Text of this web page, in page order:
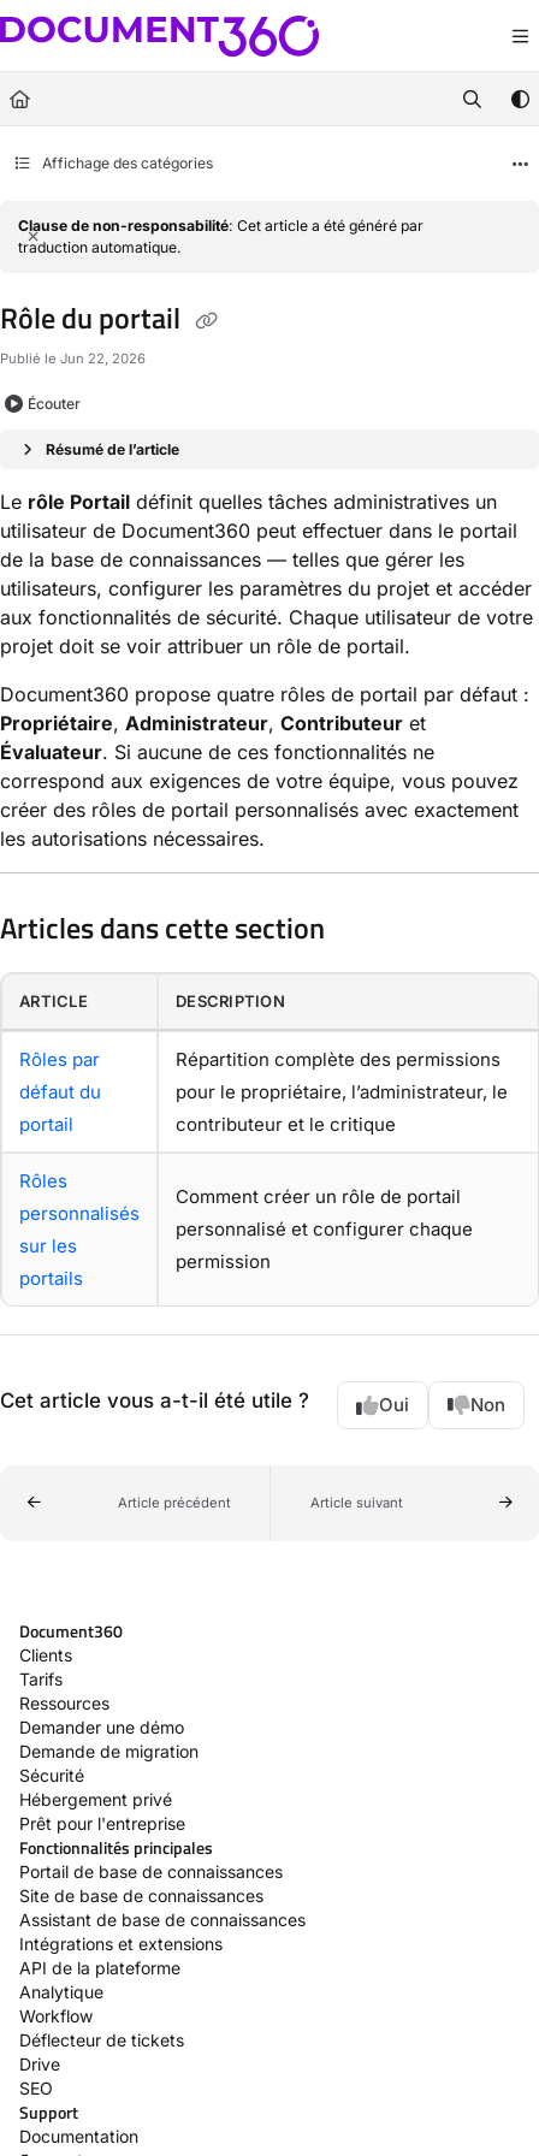
Documentation Index
Fetch the complete documentation index at:https://docs.document360.com/
Use this file to discover all available pages before exploring further.
Affichage des catégories
Clause de non-responsabilité: Cet article a été généré par
traduction automatique.
Rôle du portail
Publié le Jun 22, 2026
Écouter
Résumé de l’article
Le rôle Portail définit quelles tâches administratives un
utilisateur de Document360 peut effectuer dans le portail
de la base de connaissances — telles que gérer les
utilisateurs, configurer les paramètres du projet et accéder
aux fonctionnalités de sécurité. Chaque utilisateur de votre
projet doit se voir attribuer un rôle de portail.
Document360 propose quatre rôles de portail par défaut :
Propriétaire, Administrateur, Contributeur et
Évaluateur. Si aucune de ces fonctionnalités ne
correspond aux exigences de votre équipe, vous pouvez
créer des rôles de portail personnalisés avec exactement
les autorisations nécessaires.
Articles dans cette section
ARTICLE DESCRIPTION
Rôles par
défaut du
portail
Répartition complète des permissions
pour le propriétaire, l’administrateur, le
contributeur et le critique
Rôles
personnalisés
sur les
portails
Comment créer un rôle de portail
personnalisé et configurer chaque
permission
Cet article vous a-t-il été utile ? Oui Non
Article précédent Article suivant
Document360
Clients
Tarifs
Ressources
Demander une démo
Demande de migration
Sécurité
Hébergement privé
Prêt pour l'entreprise
Fonctionnalités principales
Portail de base de connaissances
Site de base de connaissances
Assistant de base de connaissances
Intégrations et extensions
API de la plateforme
Analytique
Workflow
Déflecteur de tickets
Drive
SEO
Support
Documentation